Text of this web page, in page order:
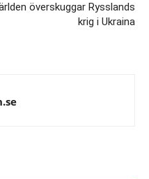
överskuggar Rysslands
krig i Ukraina